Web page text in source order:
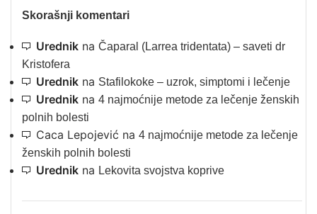
Skorašnji komentari
Urednik na Čaparal (Larrea tridentata) – saveti dr
Kristofera
Urednik na Stafilokoke – uzrok, simptomi i lečenje
Urednik na 4 najmoćnije metode za lečenje ženskih
polnih bolesti
Caca Lepojević na 4 najmoćnije metode za lečenje
ženskih polnih bolesti
Urednik na Lekovita svojstva koprive